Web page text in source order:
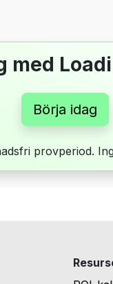
med
Börja idag
provperiod.